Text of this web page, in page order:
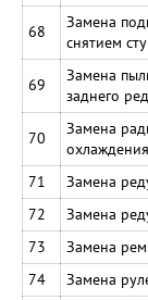
68
Замена
снятием
69
Замена
заднего
70
Замена
охлаждения
71 Замена
72
Замена
73
Замена
74
Замена